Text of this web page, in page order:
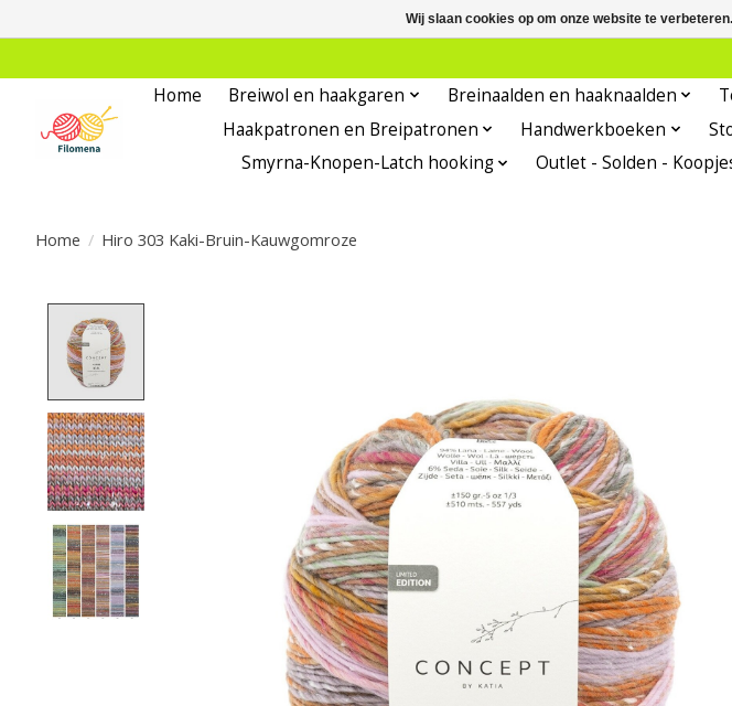
Home Breiwol en haakgaren Breinaalden en haaknaalden
Haakpatronen en Breipatronen
Handwerkboeken
Smyrna-Knopen-Latch hooking
Outlet - Solden -
Home / Hiro 303 Kaki-Bruin-Kauwgomroze
Wij slaan cookies op om onze website te